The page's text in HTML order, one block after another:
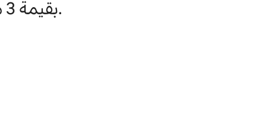
بقيمة 3 ملايين دولار أمريكي*، وخط السلامة 24/24، والمزيد.